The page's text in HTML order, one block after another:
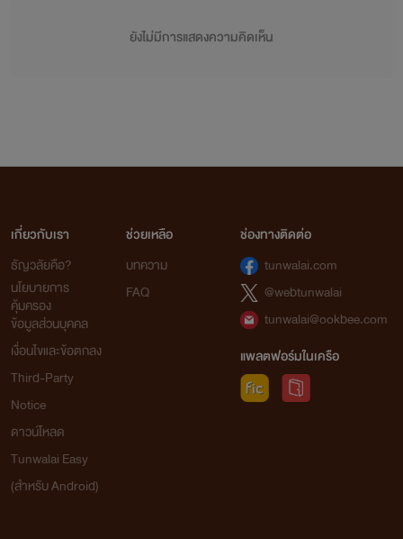
ยังไม่มีการแสดงความคิดเห็น
เกี่ยวกับเรา
ธัญวลัยคือ?
นโยบายการ
คุ้มครอง
ข้อมูลส่วนบุคคล
เงื่อนไขและข้อตกลง
Third-Party
Notice
ดาวน์โหลด
Tunwalai Easy
(สำหรับ Android)
ช่วยเหลือ
บทความ
FAQ
ช่องทางติดต่อ
tunwalai.com
@webtunwalai
tunwalai@ookbee.com
แพลตฟอร์มในเครือ